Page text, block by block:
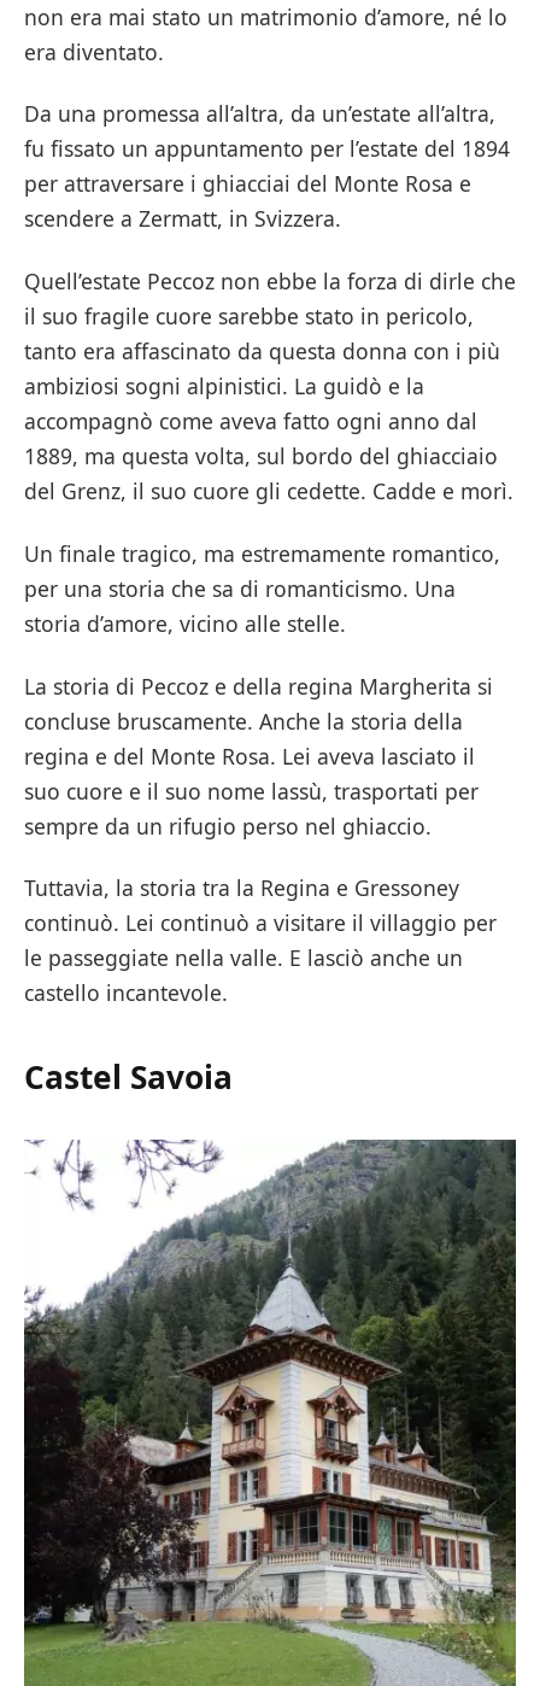
non era mai stato un matrimonio d’amore, né lo
era diventato.
Da una promessa all’altra, da un’estate all’altra,
fu fissato un appuntamento per l’estate del 1894
per attraversare i ghiacciai del Monte Rosa e
scendere a Zermatt, in Svizzera.
Quell’estate Peccoz non ebbe la forza di dirle che
il suo fragile cuore sarebbe stato in pericolo,
tanto era affascinato da questa donna con i più
ambiziosi sogni alpinistici. La guidò e la
accompagnò come aveva fatto ogni anno dal
1889, ma questa volta, sul bordo del ghiacciaio
del Grenz, il suo cuore gli cedette. Cadde e morì.
Un finale tragico, ma estremamente romantico,
per una storia che sa di romanticismo. Una
storia d’amore, vicino alle stelle.
La storia di Peccoz e della regina Margherita si
concluse bruscamente. Anche la storia della
regina e del Monte Rosa. Lei aveva lasciato il
suo cuore e il suo nome lassù, trasportati per
sempre da un rifugio perso nel ghiaccio.
Tuttavia, la storia tra la Regina e Gressoney
continuò. Lei continuò a visitare il villaggio per
le passeggiate nella valle. E lasciò anche un
castello incantevole.
Castel Savoia